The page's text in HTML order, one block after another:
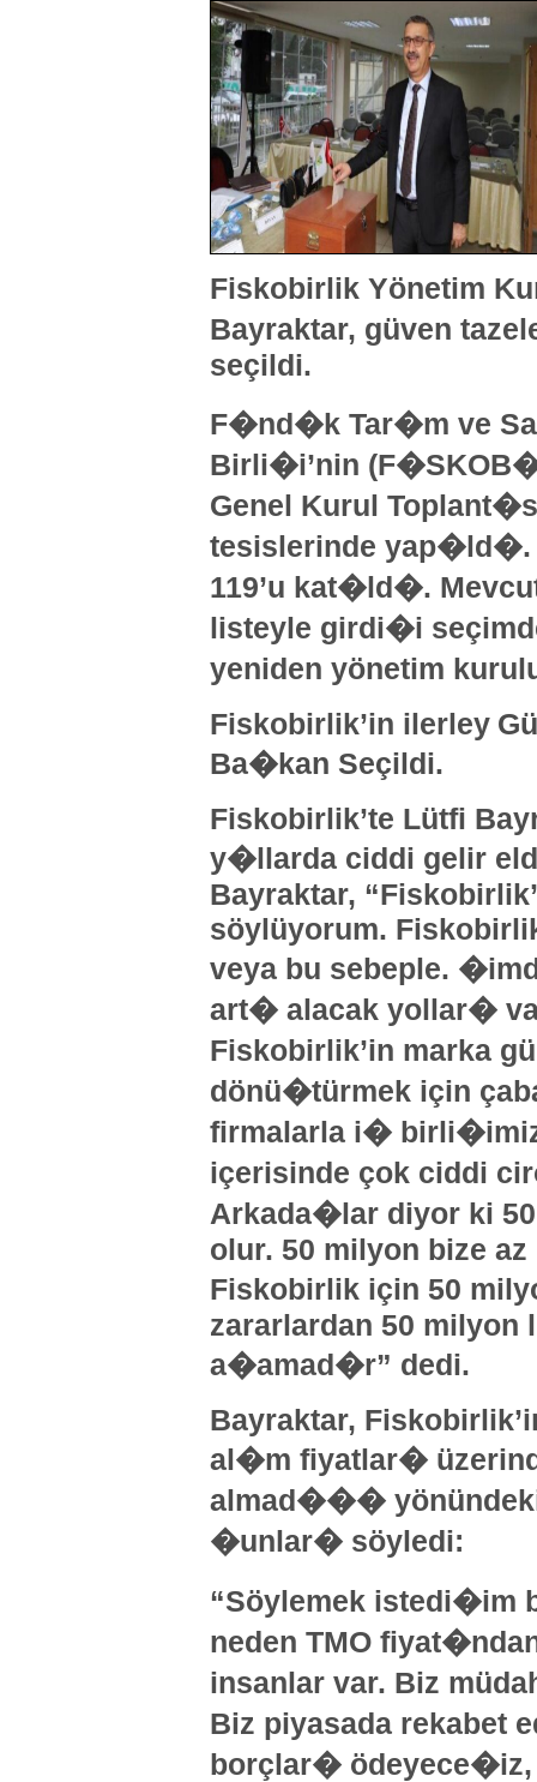
Fiskobirlik Yönetim
Bayraktar, güven
seçildi.
F�nd�k Tar�m ve
Birli�i’nin
Genel Kurul
tesislerinde yap�ld�.
119’u kat�ld�.
listeyle girdi�i
yeniden yönetim
Fiskobirlik’in ilerley
Ba�kan Seçildi.
Fiskobirlik’te Lütfi
y�llarda ciddi gelir
Bayraktar,
söylüyorum.
veya bu sebeple.
art� alacak yollar�
Fiskobirlik’in marka
dönü�türmek için
firmalarla i�
içerisinde çok ciddi
Arkada�lar diyor ki
olur. 50 milyon bize
Fiskobirlik için 50
zararlardan 50 milyon
a�amad�r” dedi.
Bayraktar,
al�m fiyatlar�
almad���
�unlar� söyledi:
“Söylemek istedi�im
neden TMO
insanlar var. Biz
Biz piyasada rekabet
borçlar�